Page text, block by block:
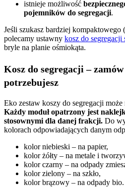
istnieje możliwość
pojemników do segregacji.
Jeśli szukasz bardziej kompaktowego
polecamy ustawny kosz do
bryle na planie ośmiokąta.
Kosz do segregacji –
potrzebujesz
Eko zestaw koszy do segregacji
Każdy moduł opatrzony jest
stosownymi dla danej frakcji. Do
kolorach odpowiadających danym
kolor niebieski – na papier,
kolor żółty – na metale i
kolor czarny – na odpady
kolor zielony – na szkło,
kolor brązowy – na odpady bio.